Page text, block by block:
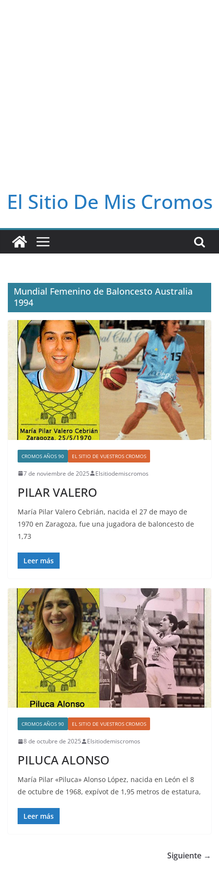
El Sitio De Mis Cromos
Mundial Femenino de Baloncesto Australia
1994
CROMOS AÑOS 90 EL SITIO DE VUESTROS CROMOS
7 de noviembre de 2025 Elsitiodemiscromos
PILAR VALERO
María Pilar Valero Cebrián, nacida el 27 de mayo de
1970 en Zaragoza, fue una jugadora de baloncesto de
1,73
Leer más
CROMOS AÑOS 90 EL SITIO DE VUESTROS CROMOS
8 de octubre de 2025 Elsitiodemiscromos
PILUCA ALONSO
María Pilar «Piluca» Alonso López, nacida en León el 8
de octubre de 1968, expívot de 1,95 metros de estatura,
Leer más
Siguiente →